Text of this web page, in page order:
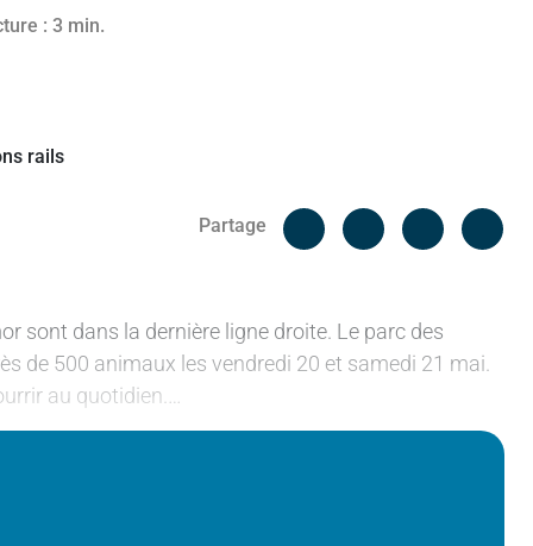
: 3 min.
Partage
Facebook
sont dans la dernière ligne droite. Le parc des
de 500 animaux les vendredi 20 et samedi 21 mai.
au quotidien.…